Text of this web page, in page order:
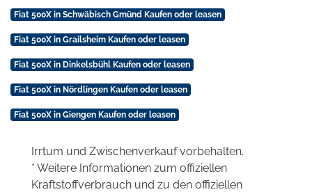
Fiat 500X in Schwäbisch Gmünd Kaufen oder leasen
Fiat 500X in Grailsheim Kaufen oder leasen
Fiat 500X in Dinkelsbühl Kaufen oder leasen
Fiat 500X in Nördlingen Kaufen oder leasen
Fiat 500X in Giengen Kaufen oder leasen
Irrtum und Zwischenverkauf vorbehalten.
* Weitere Informationen zum offiziellen
Kraftstoffverbrauch und zu den offiziellen